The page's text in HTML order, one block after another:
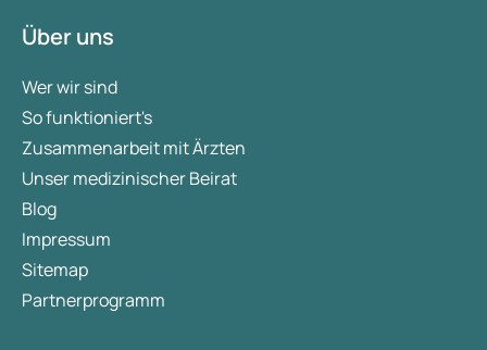
Über uns
Wer wir sind
So funktioniert's
Zusammenarbeit mit Ärzten
Unser medizinischer Beirat
Blog
Impressum
Sitemap
Partnerprogramm